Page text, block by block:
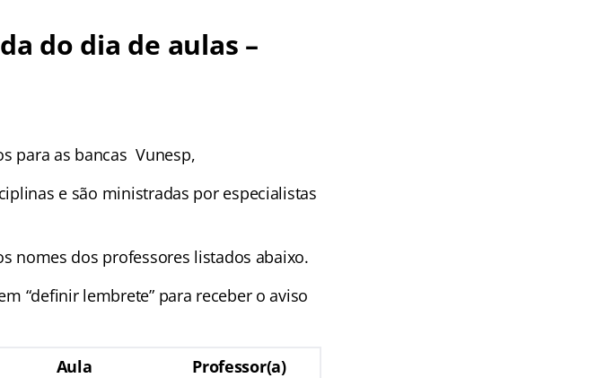
do dia de aulas –
para as bancas Vunesp,
e são ministradas por especialistas
nomes dos professores listados abaixo.
“definir lembrete” para receber o aviso
Aula Professor(a)